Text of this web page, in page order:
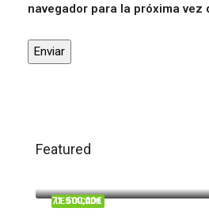
navegador para la próxima vez
Featured
DESTACADO
71.500,00€